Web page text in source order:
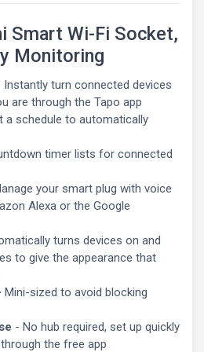
Smart Wi-Fi Socket,
Monitoring
Instantly turn connected devices
are through the Tapo app
a schedule to automatically
timer lists for connected
your smart plug with voice
Alexa or the Google
turns devices on and
to give the appearance that
Mini-sized to avoid blocking
- No hub required, set up quickly
the free app